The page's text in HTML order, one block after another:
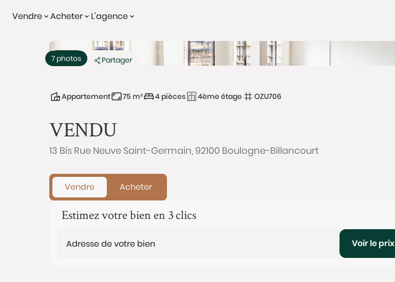
Vendre Acheter L'agence
Vendu Exclusivité
7 photos Partager
Appartement 75 m² 4 pièces 4ème étage OZU706
VENDU
13 Bis Rue Neuve Saint-Germain, 92100 Boulogne-Billancourt
Vendre Acheter
Estimez votre bien en 3 clics
Voir le prix